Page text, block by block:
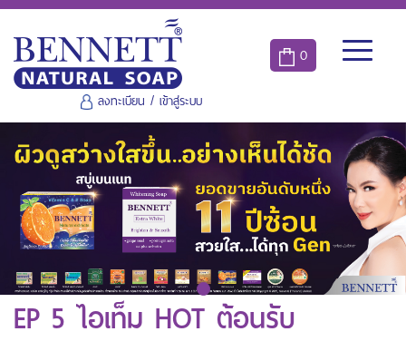
0
ลงทะเบียน / เข้าสู่ระบบ
EP 5 ไอเท็ม HOT ต้อนรับ